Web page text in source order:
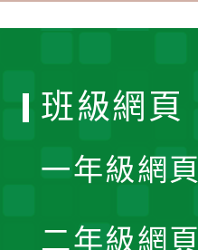
班級網頁
一年級網頁
二年級網頁